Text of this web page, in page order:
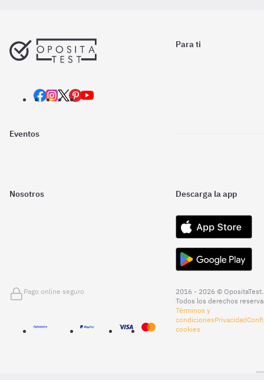
Para ti
Eventos
Nosotros Descarga la app
Pago online seguro
2016 - 2026 © OpositaTest.
Todos los derechos
Términos y
condicionesPrivacidad
cookies